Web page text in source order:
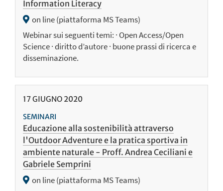
Information Literacy
on line (piattaforma MS Teams)
Webinar sui seguenti temi: · Open Access/Open
Science · diritto d’autore · buone prassi di ricerca e
disseminazione.
17GIUGNO 2020
SEMINARI
Educazione alla sostenibilità attraverso
l'Outdoor Adventure e la pratica sportiva in
ambiente naturale - Proff. Andrea Ceciliani e
Gabriele Semprini
on line (piattaforma MS Teams)